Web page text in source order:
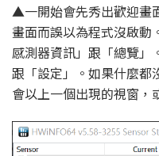
▲一開始會先秀出歡迎畫
畫面而誤以為程式沒啟動
感測器資訊」跟「總覽」
跟「設定」。如果什麼都
會以上一個出現的視窗，